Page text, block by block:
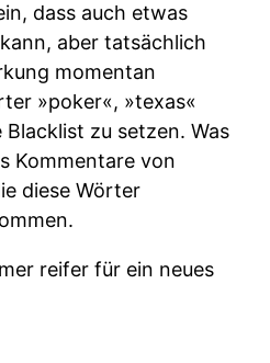
dass auch etwas
aber tatsächlich
momentan
»poker«, »texas«
zu setzen. Was
Kommentare von
diese Wörter
reifer für ein neues